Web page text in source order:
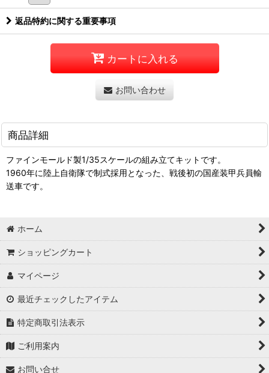
返品特約に関する重要事項
カートに入れる
お問い合わせ
商品詳細
ファインモールド製1/35スケールの組み立てキットです。
1960年に陸上自衛隊で制式採用となった、戦後初の国産装甲兵員輸
送車です。
ホーム
ショッピングカート
マイページ
最近チェックしたアイテム
特定商取引法表示
ご利用案内
お問い合せ